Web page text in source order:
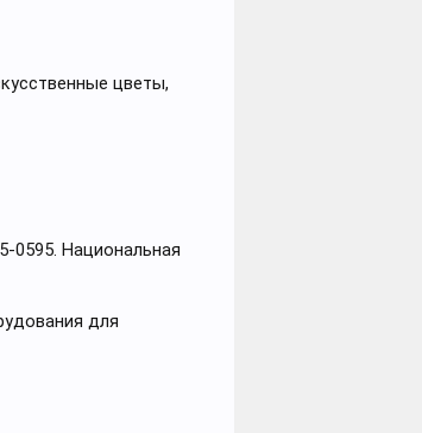
цветы,
0595. Национальная
для